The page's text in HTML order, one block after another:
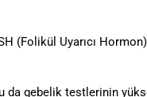
Uyarıcı
gebelik testlerinin